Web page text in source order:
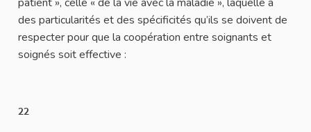
des particularités et des spécificités qu’ils se doivent de
respecter pour que la coopération entre soignants et
soignés soit effective :
22